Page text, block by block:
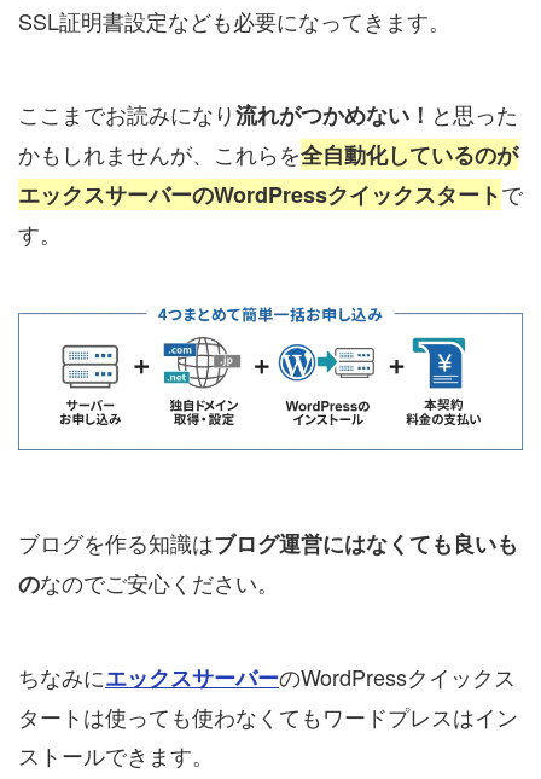
SSL証明書設定なども必要になってきます。
ここまでお読みになり流れがつかめない！ と思った
かもしれませんが、これらを全自動化しているのが
エックスサーバーのWordPressクイックスタートで
す。
ブログを作る知識はブログ運営にはなくても良いも
のなのでご安心ください。
ちなみにエックスサーバーのWordPressクイックス
タートは使っても使わなくてもワードプレスはイン
ストールできます。